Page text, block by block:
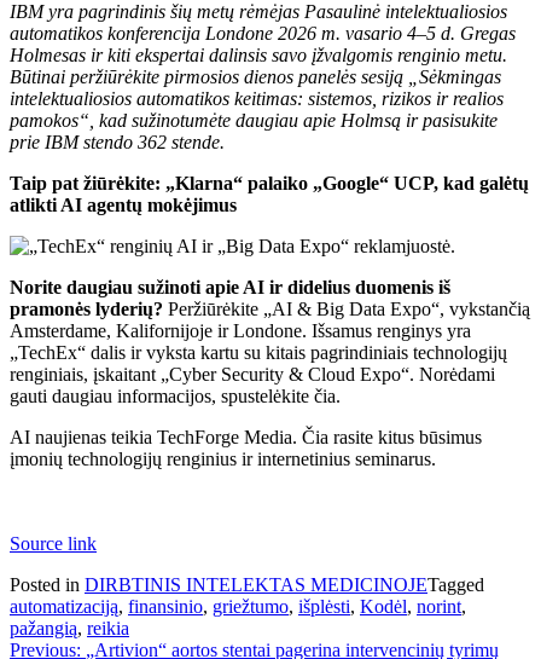
IBM yra pagrindinis šių metų rėmėjas Pasaulinė intelektualiosios
automatikos konferencija Londone 2026 m. vasario 4–5 d. Gregas
Holmesas ir kiti ekspertai dalinsis savo įžvalgomis renginio metu.
Būtinai peržiūrėkite pirmosios dienos panelės sesiją „Sėkmingas
intelektualiosios automatikos keitimas: sistemos, rizikos ir realios
pamokos“, kad sužinotumėte daugiau apie Holmsą ir pasisukite
prie IBM stendo 362 stende.
Taip pat žiūrėkite: „Klarna“ palaiko „Google“ UCP, kad galėtų
atlikti AI agentų mokėjimus
Norite daugiau sužinoti apie AI ir didelius duomenis iš
pramonės lyderių? Peržiūrėkite „AI & Big Data Expo“, vykstančią
Amsterdame, Kalifornijoje ir Londone. Išsamus renginys yra
„TechEx“ dalis ir vyksta kartu su kitais pagrindiniais technologijų
renginiais, įskaitant „Cyber ​​Security & Cloud Expo“. Norėdami
gauti daugiau informacijos, spustelėkite čia.
AI naujienas teikia TechForge Media. Čia rasite kitus būsimus
įmonių technologijų renginius ir internetinius seminarus.
Source link
Posted in DIRBTINIS INTELEKTAS MEDICINOJETagged
automatizaciją, finansinio, griežtumo, išplėsti, Kodėl, norint,
pažangią, reikia
Previous: „Artivion“ aortos stentai pagerina intervencinių tyrimų